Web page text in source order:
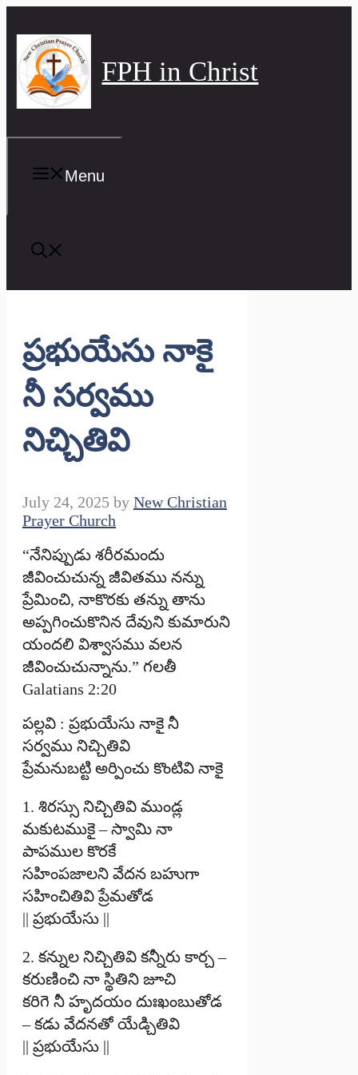
to
content
FPH in Christ
Menu
ప్రభుయేసు నాకై
నీ సర్వము
నిచ్చితివి
July 24, 2025 by New Christian
Prayer Church
“నేనిప్పుడు శరీరమందు
జీవించుచున్న జీవితము నన్ను
ప్రేమించి, నాకొరకు తన్ను తాను
అప్పగించుకొనిన దేవుని కుమారుని
యందలి విశ్వాసము వలన
జీవించుచున్నాను.” గలతీ
Galatians 2:20
పల్లవి : ప్రభుయేసు నాకై నీ
సర్వము నిచ్చితివి
ప్రేమనుబట్టి అర్పించు కొంటివి నాకై
1. శిరస్సు నిచ్చితివి ముండ్ల
మకుటముకై – స్వామి నా
పాపముల కొరకే
సహింపజాలని వేదన బహుగా
సహించితివి ప్రేమతోడ
|| ప్రభుయేసు ||
2. కన్నుల నిచ్చితివి కన్నీరు కార్చ –
కరుణించి నా స్థితిని జూచి
కరిగె నీ హృదయం దుఃఖంబుతోడ
– కడు వేదనతో యేడ్చితివి
|| ప్రభుయేసు ||